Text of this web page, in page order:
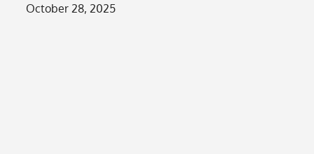
Posted
October 28, 2025